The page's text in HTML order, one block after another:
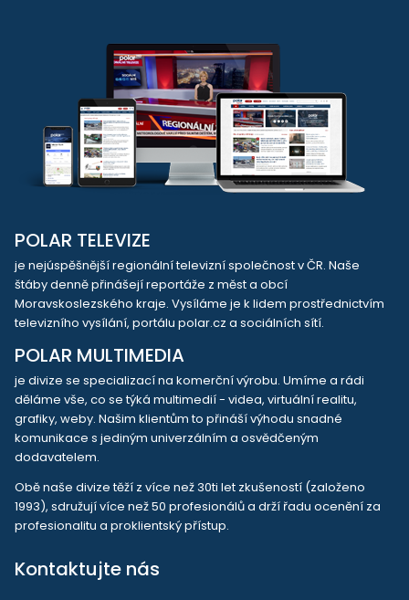
POLAR TELEVIZE
je nejúspěšnější regionální televizní společnost v ČR. Naše
štáby denně přinášejí reportáže z měst a obcí
Moravskoslezského kraje. Vysíláme je k lidem prostřednictvím
televizního vysílání, portálu polar.cz a sociálních sítí.
POLAR MULTIMEDIA
je divize se specializací na komerční výrobu. Umíme a rádi
děláme vše, co se týká multimedií - videa, virtuální realitu,
grafiky, weby. Našim klientům to přináší výhodu snadné
komunikace s jediným univerzálním a osvědčeným
dodavatelem.
Obě naše divize těží z více než 30ti let zkušeností (založeno
1993), sdružují více než 50 profesionálů a drží řadu ocenění za
profesionalitu a proklientský přístup.
Kontaktujte nás